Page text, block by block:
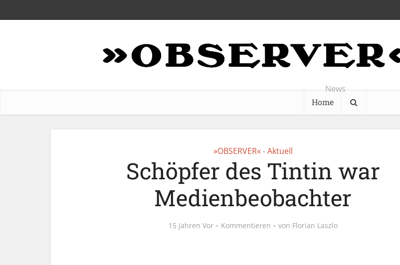
News
Home
»OBSERVER« • Aktuell
Schöpfer des Tintin war
Medienbeobachter
15 Jahren Vor Kommentieren von Florian Laszlo